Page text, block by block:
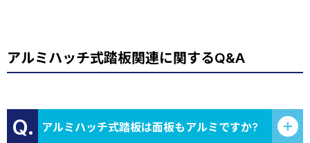
アルミハッチ式踏板関連に関するQ&A
Q. アルミハッチ式踏板は面板もアルミですか?